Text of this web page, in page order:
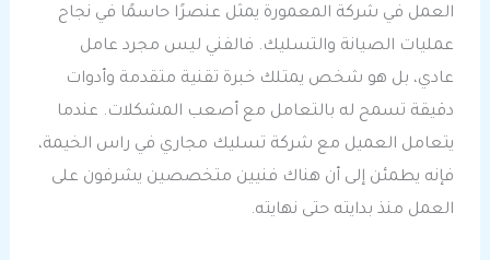
العمل في شركة المعمورة يمثل عنصرًا حاسمًا في نجاح
عمليات الصيانة والتسليك. فالفني ليس مجرد عامل
عادي، بل هو شخص يمتلك خبرة تقنية متقدمة وأدوات
دقيقة تسمح له بالتعامل مع أصعب المشكلات. عندما
يتعامل العميل مع شركة تسليك مجاري في راس الخيمة،
فإنه يطمئن إلى أن هناك فنيين متخصصين يشرفون على
العمل منذ بدايته حتى نهايته.